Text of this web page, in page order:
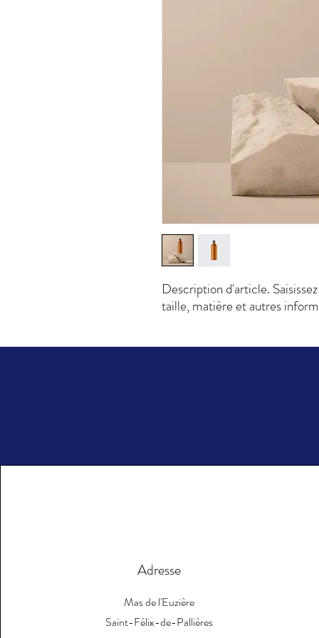
Description d'article.
taille, matière et autres
Adresse
Mas de l'Euzière
Saint-Félix-de-Pallières